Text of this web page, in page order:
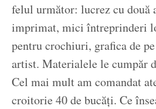
felul următor: lucrez cu două
imprimat, mici întreprinderi
pentru crochiuri, grafica de
artist. Materialele le cumpăr
Cel mai mult am comandat
croitorie 40 de bucăți. Ce